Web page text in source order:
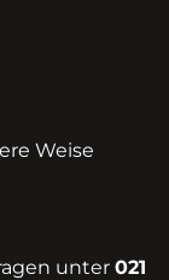
Weise
unter021